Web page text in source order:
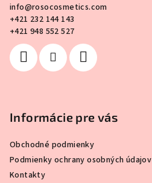
info@rosocosmetics.com
+421 232 144 143
+421 948 552 527
Informácie pre vás
Obchodné podmienky
Podmienky ochrany osobných údajov
Kontakty